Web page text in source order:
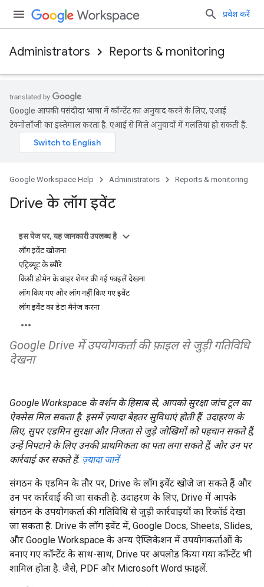
प्रवेश करें
Administrators Reports & monitoring
Google आपकी पसंदीदा भाषा में कॉन्टेंट का अनुवाद करने के लिए, एआई
टेक्नोलॉजी का इस्तेमाल करता है. एआई से मिले अनुवादों में गलतियां हो सकती हैं.
Google Workspace Help Administrators Reports & monitoring
Drive के लॉग इवेंट
इस पेज पर, यह जानकारी उपलब्ध है
लॉग इवेंट खोजना
एट्रिब्यूट के ब्यौरे
किसी डोमेन के बाहर शेयर की गई फ़ाइलें देखना
लॉग किए गए और लॉग नहीं किए गए इवेंट
लॉग इवेंट का डेटा मैनेज करना
Google Drive में उपयोगकर्ता की फ़ाइल से जुड़ी गतिविधि
देखना
Google Workspace के वर्शन के हिसाब से, आपको सुरक्षा जांच टूल का
ऐक्सेस मिल सकता है. इसमें ज़्यादा बेहतर सुविधाएं होती हैं. उदाहरण के
लिए, सुपर एडमिन सुरक्षा और निजता से जुड़े जोखिमों को पहचान सकते हैं,
उन्हें निपटाने के लिए उनकी प्राथमिकता का पता लगा सकते हैं, और उन पर
कार्रवाई कर सकते हैं. ज़्यादा जानें
संगठन के एडमिन के तौर पर, Drive के लॉग इवेंट खोजे जा सकते हैं और
उन पर कार्रवाई की जा सकती है. उदाहरण के लिए, Drive में आपके
संगठन के उपयोगकर्ता की गतिविधि से जुड़ी कार्रवाइयों का रिकॉर्ड देखा
जा सकता है. Drive के लॉग इवेंट में, Google Docs, Sheets, Slides,
और Google Workspace के अन्य ऐप्लिकेशन में उपयोगकर्ताओं के
बनाए गए कॉन्टेंट के साथ-साथ, Drive पर अपलोड किया गया कॉन्टेंट भी
शामिल होता है. जैसे, PDF और Microsoft Word फ़ाइलें.